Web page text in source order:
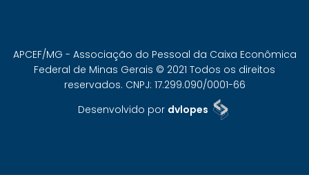
APCEF/MG - Associação do Pessoal da Caixa Econômica
Federal de Minas Gerais © 2021 Todos os direitos
reservados. CNPJ: 17.299.090/0001-66
Desenvolvido por dvlopes